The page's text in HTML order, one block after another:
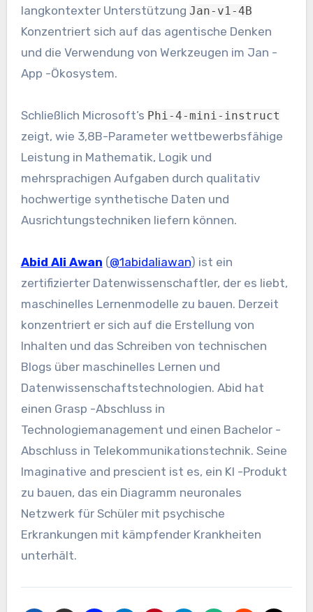
langkontexter Unterstützung Jan-v1-4B
Konzentriert sich auf das agentische Denken
und die Verwendung von Werkzeugen im Jan -
App -Ökosystem.
Schließlich Microsoft’s Phi-4-mini-instruct
zeigt, wie 3,8B-Parameter wettbewerbsfähige
Leistung in Mathematik, Logik und
mehrsprachigen Aufgaben durch qualitativ
hochwertige synthetische Daten und
Ausrichtungstechniken liefern können.
Abid Ali Awan (@1abidaliawan) ist ein
zertifizierter Datenwissenschaftler, der es liebt,
maschinelles Lernenmodelle zu bauen. Derzeit
konzentriert er sich auf die Erstellung von
Inhalten und das Schreiben von technischen
Blogs über maschinelles Lernen und
Datenwissenschaftstechnologien. Abid hat
einen Grasp -Abschluss in
Technologiemanagement und einen Bachelor -
Abschluss in Telekommunikationstechnik. Seine
Imaginative and prescient ist es, ein KI -Produkt
zu bauen, das ein Diagramm neuronales
Netzwerk für Schüler mit psychische
Erkrankungen mit kämpfender Krankheiten
unterhält.